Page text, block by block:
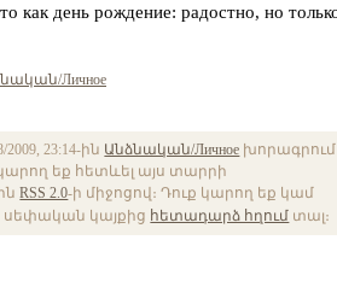
как день рождение: радостно, но
Личное
23:14-ին Անձնական/Личное խորագրում
եք հետևել այս տարրի
RSS 2.0-ի միջոցով։ Դուք կարող եք կամ
սեփական կայքից հետադարձ հղում տալ։